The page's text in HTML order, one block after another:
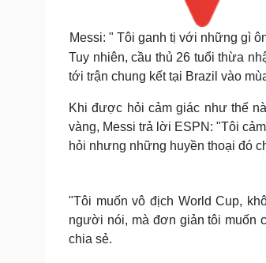
Messi: " Tôi ganh tị với những gì
Tuy nhiên, cầu thủ 26 tuổi thừa
tới trận chung kết tại Brazil vào
Khi được hỏi cảm giác như thế
vàng, Messi trả lời ESPN: "Tôi
hỏi nhưng những huyền thoại đó
"Tôi muốn vô địch World Cup,
người nói, mà đơn giản tôi muốn
chia sẻ.